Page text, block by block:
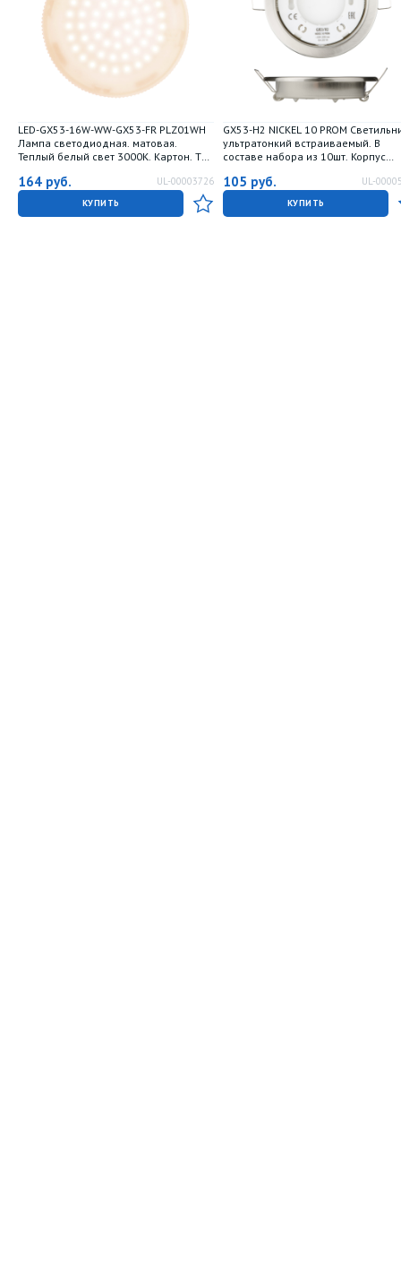
LED-GX53-16W-WW-GX53-FR PLZ01WH
Лампа светодиодная. матовая.
Теплый белый свет 3000K. Картон. ТМ
164 руб. UL-00003726
КУПИТЬ
GX53-H2 NICKEL 10 PROM
ультратонкий встраиваемый. В
составе набора из 10шт. Корпус
105 руб. UL-
КУПИТЬ